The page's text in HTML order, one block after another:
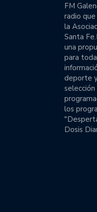
FM
radio
la
Santa
una
para
deporte
los
Dosis